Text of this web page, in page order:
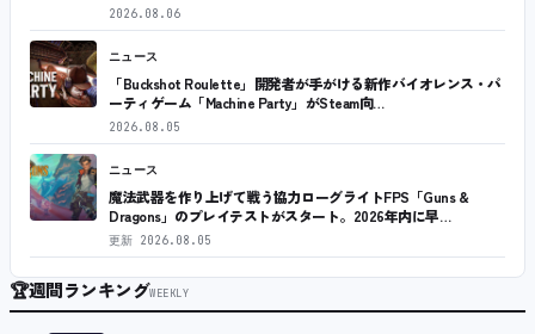
2026.08.06
ニュース
「Buckshot Roulette」開発者が手がける新作バイオレンス・パ
ーティゲーム「Machine Party」がSteam向…
2026.08.05
ニュース
魔法武器を作り上げて戦う協力ローグライトFPS「Guns &
Dragons」のプレイテストがスタート。2026年内に早…
更新 2026.08.05
🏆週間ランキングWEEKLY